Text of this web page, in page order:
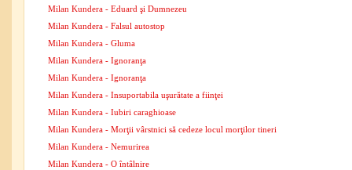
Milan Kundera - Eduard şi Dumnezeu
Milan Kundera - Falsul autostop
Milan Kundera - Gluma
Milan Kundera - Ignoranţa
Milan Kundera - Ignoranţa
Milan Kundera - Insuportabila uşurătate a fiinţei
Milan Kundera - Iubiri caraghioase
Milan Kundera - Morţii vârstnici să cedeze locul morţilor tineri
Milan Kundera - Nemurirea
Milan Kundera - O întâlnire